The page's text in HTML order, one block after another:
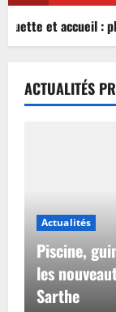
et accueil :
ACTUALITÉS
Actualités
Piscine,
les
Sarthe